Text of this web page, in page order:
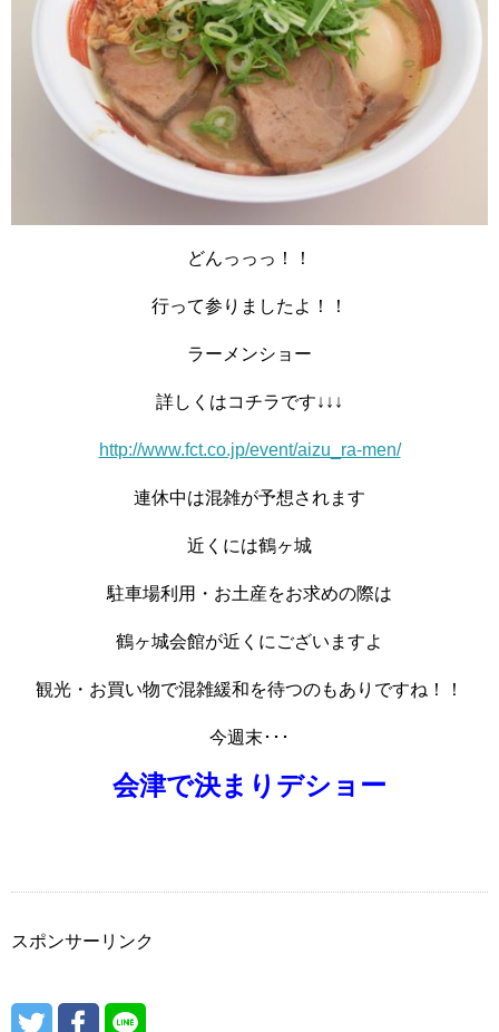
どんっっっ！！
行って参りましたよ！！
ラーメンショー
詳しくはコチラです↓↓↓
http://www.fct.co.jp/event/aizu_ra-men/
連休中は混雑が予想されます
近くには鶴ヶ城
駐車場利用・お土産をお求めの際は
鶴ヶ城会館が近くにございますよ
観光・お買い物で混雑緩和を待つのもありですね！！
今週末･･･
会津で決まりデショー
スポンサーリンク